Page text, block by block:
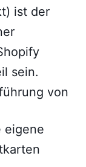
ist der
sein.
von
eigene